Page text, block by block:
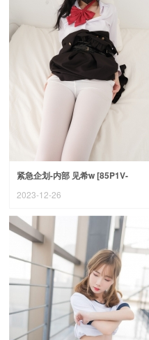
紧急企划-内部 见希w [85P1V-
2.64G]
2023-12-26